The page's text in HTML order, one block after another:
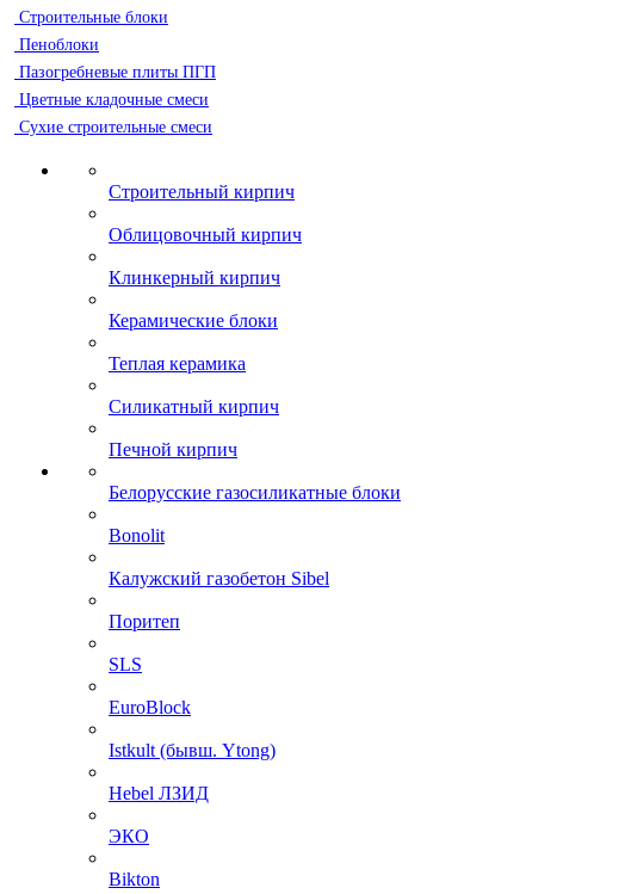
Строительные блоки
Пеноблоки
Пазогребневые плиты ПГП
Цветные кладочные смеси
Сухие строительные смеси
Строительный кирпич
Облицовочный кирпич
Клинкерный кирпич
Керамические блоки
Теплая керамика
Силикатный кирпич
Печной кирпич
Белорусские газосиликатные блоки
Bonolit
Калужский газобетон Sibel
Поритеп
SLS
EuroBlock
Istkult (бывш. Ytong)
Hebel ЛЗИД
ЭКО
Bikton